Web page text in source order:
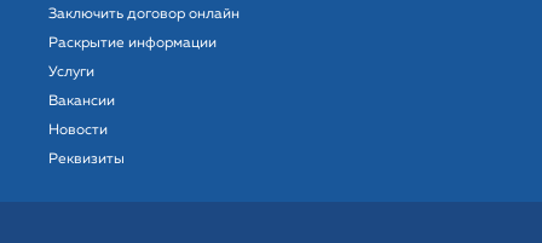
Заключить договор онлайн
Раскрытие информации
Услуги
Вакансии
Новости
Реквизиты